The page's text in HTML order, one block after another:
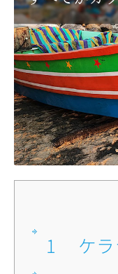
1
■ケ